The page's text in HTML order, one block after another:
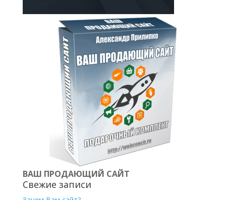
ВАШ ПРОДАЮЩИЙ САЙТ
Свежие записи